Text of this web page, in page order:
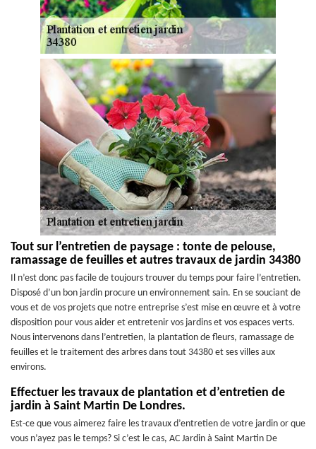
Tout sur l’entretien de paysage : tonte de pelouse,
ramassage de feuilles et autres travaux de jardin 34380
Il n’est donc pas facile de toujours trouver du temps pour faire l’entretien.
Disposé d’un bon jardin procure un environnement sain. En se souciant de
vous et de vos projets que notre entreprise s’est mise en œuvre et à votre
disposition pour vous aider et entretenir vos jardins et vos espaces verts.
Nous intervenons dans l’entretien, la plantation de fleurs, ramassage de
feuilles et le traitement des arbres dans tout 34380 et ses villes aux
environs.
Effectuer les travaux de plantation et d’entretien de
jardin à Saint Martin De Londres.
Est-ce que vous aimerez faire les travaux d’entretien de votre jardin or que
vous n’ayez pas le temps? Si c’est le cas, AC Jardin à Saint Martin De